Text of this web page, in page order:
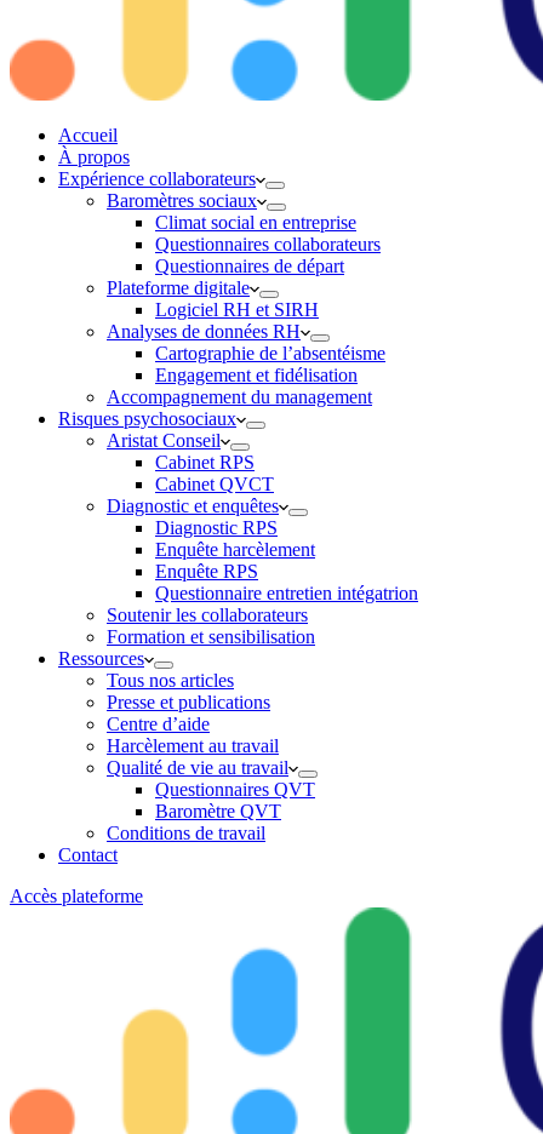
Accueil
À propos
Expérience collaborateurs
Baromètres sociaux
Climat social en entreprise
Questionnaires collaborateurs
Questionnaires de départ
Plateforme digitale
Logiciel RH et SIRH
Analyses de données RH
Cartographie de l’absentéisme
Engagement et fidélisation
Accompagnement du management
Risques psychosociaux
Aristat Conseil
Cabinet RPS
Cabinet QVCT
Diagnostic et enquêtes
Diagnostic RPS
Enquête harcèlement
Enquête RPS
Questionnaire entretien intégatrion
Soutenir les collaborateurs
Formation et sensibilisation
Ressources
Tous nos articles
Presse et publications
Centre d’aide
Harcèlement au travail
Qualité de vie au travail
Questionnaires QVT
Baromètre QVT
Conditions de travail
Contact
Accès plateforme